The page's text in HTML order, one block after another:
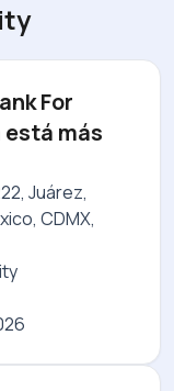
For
más
Juárez,
CDMX,